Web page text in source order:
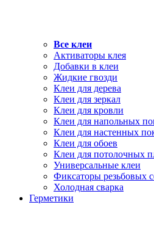
Все клеи
Активаторы клея
Добавки в клеи
Жидкие гвозди
Клеи для дерева
Клеи для зеркал
Клеи для кровли
Клеи для напольных
Клеи для настенных
Клеи для обоев
Клеи для потолочных
Универсальные клеи
Фиксаторы резьбовых
Холодная сварка
Герметики